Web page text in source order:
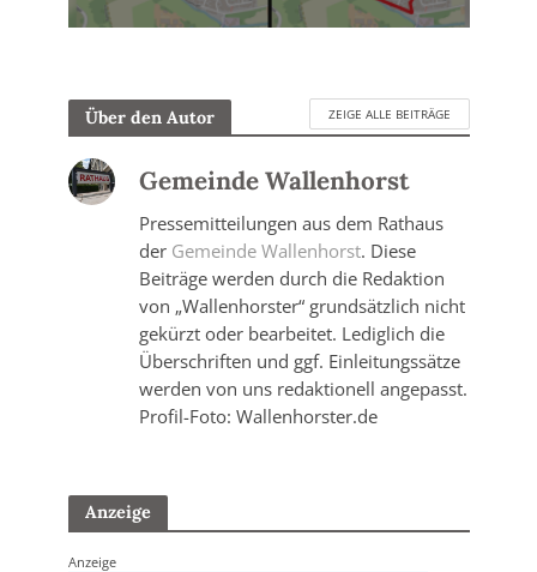
Über den Autor ZEIGE ALLE BEITRÄGE
Gemeinde Wallenhorst
Pressemitteilungen aus dem Rathaus
der Gemeinde Wallenhorst. Diese
Beiträge werden durch die Redaktion
von „Wallenhorster“ grundsätzlich nicht
gekürzt oder bearbeitet. Lediglich die
Überschriften und ggf. Einleitungssätze
werden von uns redaktionell angepasst.
Profil-Foto: Wallenhorster.de
Anzeige
Anzeige